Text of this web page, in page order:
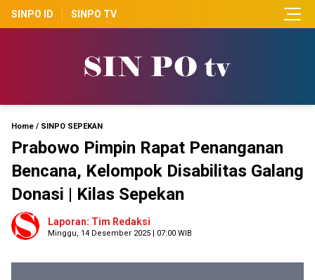
SINPO ID SINPO TV
Home / SINPO SEPEKAN
Prabowo Pimpin Rapat Penanganan
Bencana, Kelompok Disabilitas Galang
Donasi | Kilas Sepekan
Laporan: Tim Redaksi
Minggu, 14 Desember 2025 | 07:00 WIB